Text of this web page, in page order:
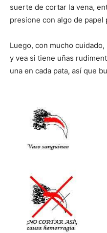
suerte de cortar la vena,
presione con algo de papel
Luego, con mucho
y vea si tiene uñas
una en cada pata, así que